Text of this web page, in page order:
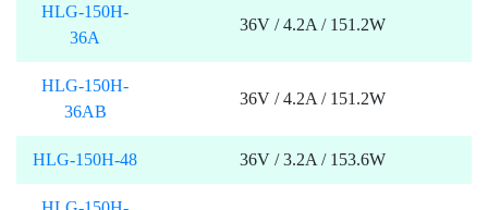
HLG-150H-
36A
36V / 4.2A / 151.2W
HLG-150H-
36AB
36V / 4.2A / 151.2W
HLG-150H-48 36V / 3.2A / 153.6W